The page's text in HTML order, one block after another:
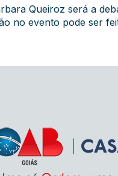
Queiroz será a
no evento pode ser